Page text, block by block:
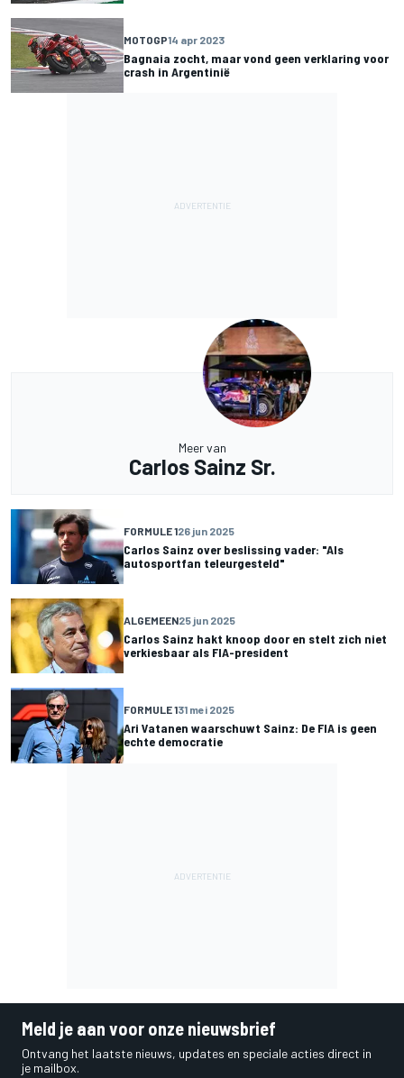
MOTOGP14 apr 2023
Bagnaia zocht, maar vond geen verklaring voor
crash in Argentinië
Meer van
Carlos Sainz Sr.
FORMULE 126 jun 2025
Carlos Sainz over beslissing vader: "Als
autosportfan teleurgesteld"
ALGEMEEN25 jun 2025
Carlos Sainz hakt knoop door en stelt zich niet
verkiesbaar als FIA-president
FORMULE 131 mei 2025
Ari Vatanen waarschuwt Sainz: De FIA is geen
echte democratie
Meld je aan voor onze nieuwsbrief
Ontvang het laatste nieuws, updates en speciale acties direct in
je mailbox.